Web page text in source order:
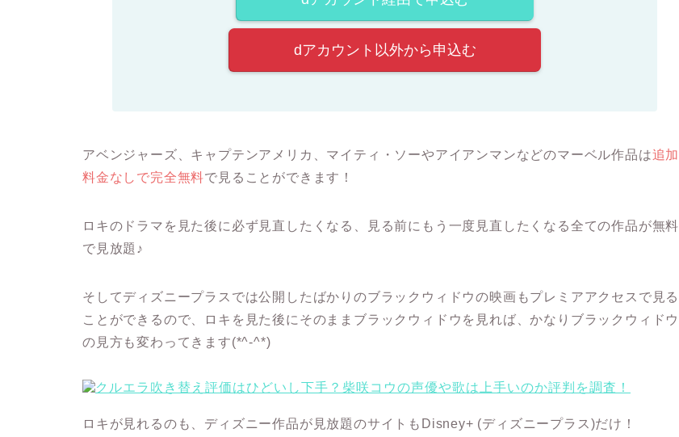
dアカウント以外から申込む
アベンジャーズ、キャプテンアメリカ、マイティ・ソーやアイアンマンなどのマーベル作品は追加
料金なしで完全無料で見ることができます！
ロキのドラマを見た後に必ず見直したくなる、見る前にもう一度見直したくなる全ての作品が無料
で見放題♪
そしてディズニープラスでは公開したばかりのブラックウィドウの映画もプレミアアクセスで見る
ことができるので、ロキを見た後にそのままブラックウィドウを見れば、かなりブラックウィドウ
の見方も変わってきます(*^-^*)
ロキが見れるのも、ディズニー作品が見放題のサイトもDisney+ (ディズニープラス)だけ！